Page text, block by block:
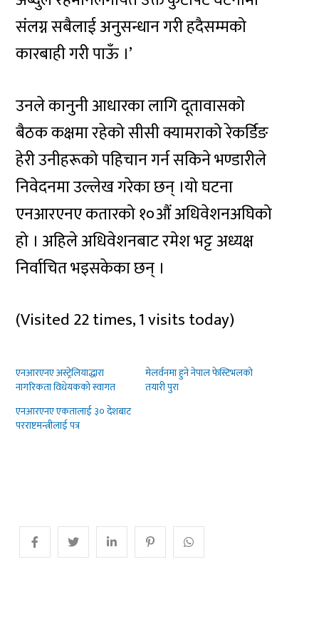
संलग्न सबैलाई अनुसन्धान गरी हदैसम्मको
कारबाही गरी पाऊँ ।’
उनले कानुनी आधारका लागि दूतावासको
बैठक कक्षमा रहेको सीसी क्यामराको रेकर्डिङ
हेरी उनीहरूको पहिचान गर्न सकिने भण्डारीले
निवेदनमा उल्लेख गरेका छन् ।यो घटना
एनआरएनए कतारको १०औं अधिवेशनअघिको
हो । अहिले अधिवेशनबाट रमेश भट्ट अध्यक्ष
निर्वाचित भइसकेका छन् ।
(Visited 22 times, 1 visits today)
एनआरएनए अस्ट्रेलियाद्धारा
नागरिकता विधेयकको स्वागत
मेलर्वनमा हुने नेपाल फेस्टिभलको
तयारी पुरा
एनआरएनए एकतालाई ३० देशबाट
परराष्टमन्त्रीलाई पत्र